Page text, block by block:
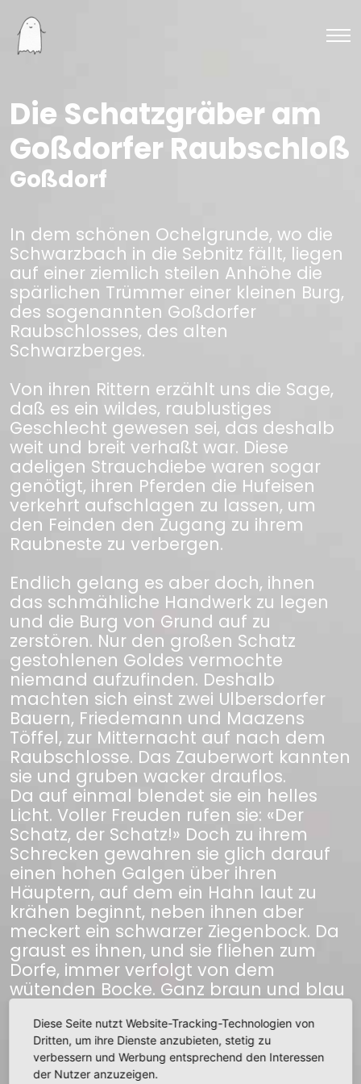
Die Schatzgräber am
Goßdorfer Raubschloß
Goßdorf
In dem schönen Ochelgrunde, wo die
Schwarzbach in die Sebnitz fällt, liegen
auf einer ziemlich steilen Anhöhe die
spärlichen Trümmer einer kleinen Burg,
des sogenannten Goßdorfer
Raubschlosses, des alten
Schwarzberges.
Von ihren Rittern erzählt uns die Sage,
daß es ein wildes, raublustiges
Geschlecht gewesen sei, das deshalb
weit und breit verhaßt war. Diese
adeligen Strauchdiebe waren sogar
genötigt, ihren Pferden die Hufeisen
verkehrt aufschlagen zu lassen, um
den Feinden den Zugang zu ihrem
Raubneste zu verbergen.
Endlich gelang es aber doch, ihnen
das schmähliche Handwerk zu legen
und die Burg von Grund auf zu
zerstören. Nur den großen Schatz
gestohlenen Goldes vermochte
niemand aufzufinden. Deshalb
machten sich einst zwei Ulbersdorfer
Bauern, Friedemann und Maazens
Töffel, zur Mitternacht auf nach dem
Raubschlosse. Das Zauberwort kannten
sie und gruben wacker drauflos.
Da auf einmal blendet sie ein helles
Licht. Voller Freuden rufen sie: «Der
Schatz, der Schatz!» Doch zu ihrem
Schrecken gewahren sie glich darauf
einen hohen Galgen über ihren
Häuptern, auf dem ein Hahn laut zu
krähen beginnt, neben ihnen aber
meckert ein schwarzer Ziegenbock. Da
graust es ihnen, und sie fliehen zum
Dorfe, immer verfolgt von dem
wütenden Bocke. Ganz braun und blau
Tiere aber sollen die Geister eines
Juden und seiner Tochter sein, die von
dem letzten Ritter erschlagen wurden
Diese Seite nutzt Website-Tracking-Technologien von
Dritten, um ihre Dienste anzubieten, stetig zu
verbessern und Werbung entsprechend den Interessen
der Nutzer anzuzeigen.